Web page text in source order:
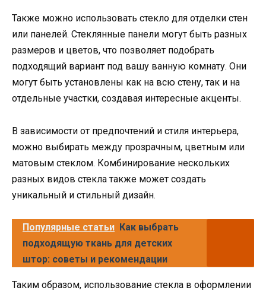
Также можно использовать стекло для отделки стен
или панелей. Стеклянные панели могут быть разных
размеров и цветов, что позволяет подобрать
подходящий вариант под вашу ванную комнату. Они
могут быть установлены как на всю стену, так и на
отдельные участки, создавая интересные акценты.
В зависимости от предпочтений и стиля интерьера,
можно выбирать между прозрачным, цветным или
матовым стеклом. Комбинирование нескольких
разных видов стекла также может создать
уникальный и стильный дизайн.
Популярные статьи Как выбрать
подходящую ткань для детских
штор: советы и рекомендации
Таким образом, использование стекла в оформлении